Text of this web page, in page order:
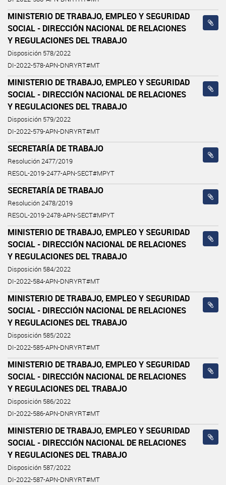
MINISTERIO DE TRABAJO, EMPLEO Y SEGURIDAD
SOCIAL - DIRECCIÓN NACIONAL DE RELACIONES
Y REGULACIONES DEL TRABAJO
Disposición 578/2022
DI-2022-578-APN-DNRYRT#MT
MINISTERIO DE TRABAJO, EMPLEO Y SEGURIDAD
SOCIAL - DIRECCIÓN NACIONAL DE RELACIONES
Y REGULACIONES DEL TRABAJO
Disposición 579/2022
DI-2022-579-APN-DNRYRT#MT
SECRETARÍA DE TRABAJO
Resolución 2477/2019
RESOL-2019-2477-APN-SECT#MPYT
SECRETARÍA DE TRABAJO
Resolución 2478/2019
RESOL-2019-2478-APN-SECT#MPYT
MINISTERIO DE TRABAJO, EMPLEO Y SEGURIDAD
SOCIAL - DIRECCIÓN NACIONAL DE RELACIONES
Y REGULACIONES DEL TRABAJO
Disposición 584/2022
DI-2022-584-APN-DNRYRT#MT
MINISTERIO DE TRABAJO, EMPLEO Y SEGURIDAD
SOCIAL - DIRECCIÓN NACIONAL DE RELACIONES
Y REGULACIONES DEL TRABAJO
Disposición 585/2022
DI-2022-585-APN-DNRYRT#MT
MINISTERIO DE TRABAJO, EMPLEO Y SEGURIDAD
SOCIAL - DIRECCIÓN NACIONAL DE RELACIONES
Y REGULACIONES DEL TRABAJO
Disposición 586/2022
DI-2022-586-APN-DNRYRT#MT
MINISTERIO DE TRABAJO, EMPLEO Y SEGURIDAD
SOCIAL - DIRECCIÓN NACIONAL DE RELACIONES
Y REGULACIONES DEL TRABAJO
Disposición 587/2022
DI-2022-587-APN-DNRYRT#MT